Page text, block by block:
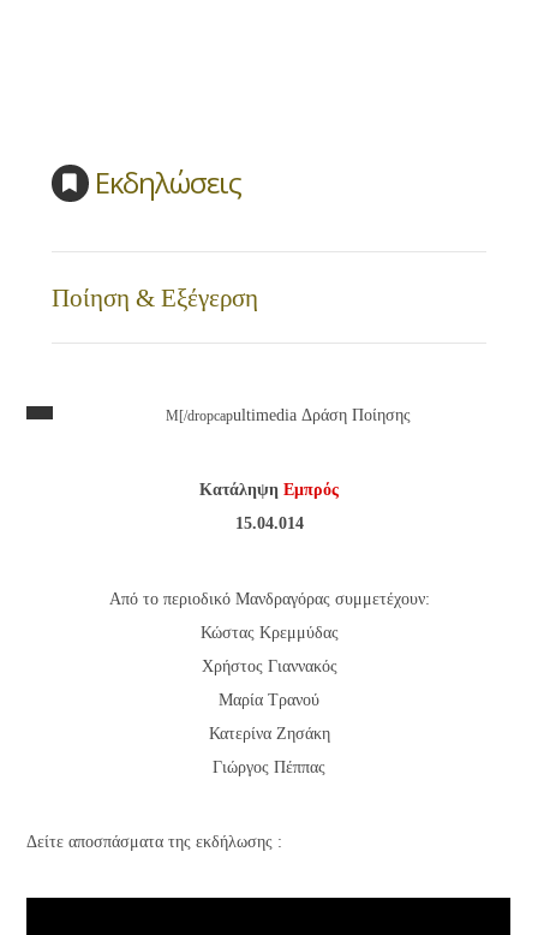
Εκδηλώσεις
Ποίηση & Εξέγερση
M[/dropcapultimedia Δράση Ποίησης
Κατάληψη Εμπρός
15.04.014
Από το περιοδικό Μανδραγόρας συμμετέχουν:
Κώστας Κρεμμύδας
Χρήστος Γιαννακός
Μαρία Τρανού
Κατερίνα Ζησάκη
Γιώργος Πέππας
Δείτε αποσπάσματα της εκδήλωσης :